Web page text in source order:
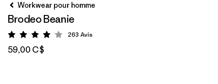
Workwear pour homme
Brodeo Beanie
Évaluation: 4.1 / 5
263 Avis
59,00 C$